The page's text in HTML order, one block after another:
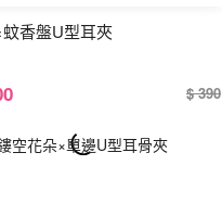
香盤U型耳夾
$ 390